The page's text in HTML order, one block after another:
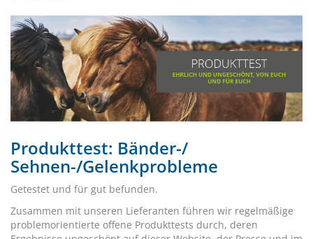
Produkttest: Bänder-/
Sehnen-/Gelenkprobleme
Getestet und für gut befunden.
Zusammen mit unseren Lieferanten führen wir regelmäßige
problemorientierte offene Produkttests durch, deren